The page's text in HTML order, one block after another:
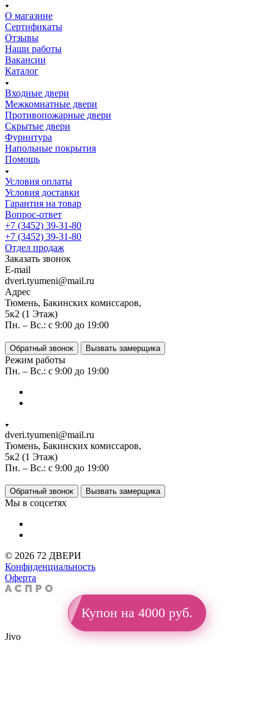
О магазине
Сертификаты
Отзывы
Наши работы
Вакансии
Каталог
Входные двери
Межкомнатные двери
Противопожарные двери
Скрытые двери
Фурнитура
Напольные покрытия
Помощь
Условия оплаты
Условия доставки
Гарантия на товар
Вопрос-ответ
+7 (3452) 39-31-80
+7 (3452) 39-31-80
Отдел продаж
Заказать звонок
E-mail
dveri.tyumeni@mail.ru
Адрес
Тюмень, Бакинских комиссаров,
5к2 (1 Этаж)
Пн. – Вс.: с 9:00 до 19:00
Обратный звонок Вызвать замерщика
Режим работы
Пн. – Вс.: с 9:00 до 19:00
dveri.tyumeni@mail.ru
Тюмень, Бакинских комиссаров,
5к2 (1 Этаж)
Пн. – Вс.: с 9:00 до 19:00
Обратный звонок Вызвать замерщика
Мы в соцсетях
© 2026 72 ДВЕРИ
Конфиденциальность
Оферта
Купон на 4000 руб.
Jivo